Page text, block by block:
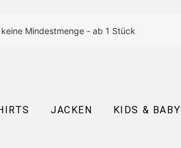
keine Mindestmenge - ab 1 Stück
JACKEN KIDS &